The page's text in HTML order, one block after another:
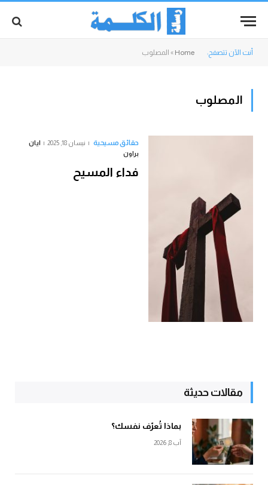
أنت الآن تتصفح: Home
» المصلوب
المصلوب
حقائق مسيحية نيسان 18, 2025
ايان
براون
فداء المسيح
مقالات حديثة
بماذا تُعرّف نفسك؟
آب 8, 2026